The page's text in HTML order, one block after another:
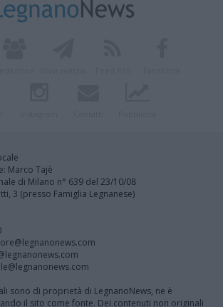
Marco Tajè
di Milano n° 639 del 23/10/08
3 (presso Famiglia Legnanese)
sono di proprietà di LegnanoNews, ne è
il sito come fonte. Dei contenuti non originali